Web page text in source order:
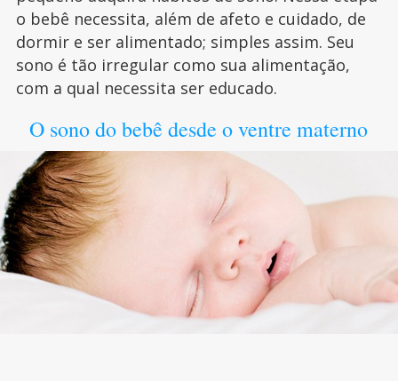
o bebê necessita, além de afeto e cuidado, de
dormir e ser alimentado; simples assim. Seu
sono é tão irregular como sua alimentação,
com a qual necessita ser educado.
O sono do bebê desde o ventre materno